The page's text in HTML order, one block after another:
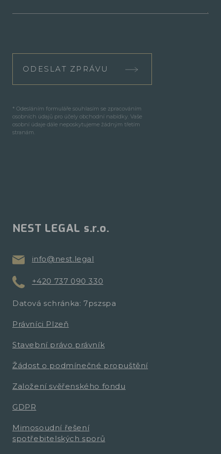
ODESLAT ZPRÁVU
* Odesláním formuláře souhlasím se zpracováním
osobních údajů pro účely obchodní nabídky. Vaše
osobní údaje dále neposkytujeme žádným třetím
stranám.
NEST LEGAL s.r.o.
info@nest.legal
+420 737 090 330
Datová schránka: 7pszspa
Právníci Plzeň
Stavební právo právník
Žádost o podmínečné propuštění
Založení svěřenského fondu
GDPR
Mimosoudní řešení
spotřebitelských sporů